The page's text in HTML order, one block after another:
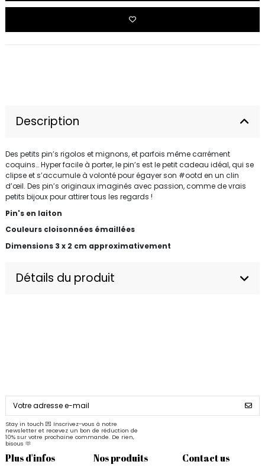
Description
Des petits pin’s rigolos et mignons, et parfois même carrément
coquins… Hyper facile à porter, le pin’s est le petit cadeau idéal, qui se
clipse et s’accumule à volonté pour égayer son #ootd en un clin
d’œil. Des pin’s originaux imaginés avec passion, comme de vrais
petits bijoux pour attirer tous les regards !
Pin's en laiton
Couleurs cloisonnées émaillées
Dimensions 3 x 2 cm approximativement
Détails du produit
Stay in touch 💌 Inscrivez-vous à notre
newsletter et recevez un bon de réduction de
10% sur votre prochaine commande. De rien,
bisous 🫶
Plus d'infos Nos produits Contact us